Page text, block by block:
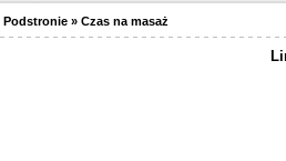
Podstronie » Czas na masaż